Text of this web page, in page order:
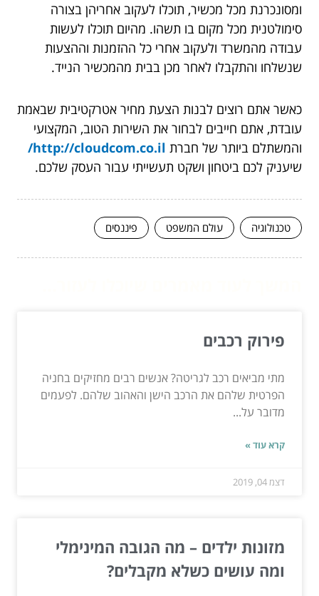
ומסונכרנת מכל מכשיר, תוכלו לעקוב אחריהן בצורה
סימולטנית מכל מקום בו תשהו. מהיום תוכלו לעשות
עבודה מהמשרד ולעקוב אחרי כל ההזמנות וההצעות
שנשלחו והתקבלו לאחר מכן בבית מהמכשיר הנייד.
כאשר אתם רוצים לבנות הצעת מחיר אטרקטיבית שבאמת
עובדת, אתם חייבים לבחור את השירות הטוב, המקצועי
והמשתלם ביותר של חברת http://cloudcom.co.il/
שיעניק לכם ביטחון ושקט תעשייתי עבור העסק שלכם.
טכנולוגיה עולם המשפט פיננסים
פירוק רכבים
מתי מביאים רכב לגריטה? אנשים רבים מחזיקים בחניה
הפרטית שלהם את הרכב הישן והאהוב שלהם. לפעמים
מדובר על...
קרא עוד »
דצמ 04, 2019
מזונות ילדים – מה הגובה המינימלי
ומה עושים כשלא מקבלים?